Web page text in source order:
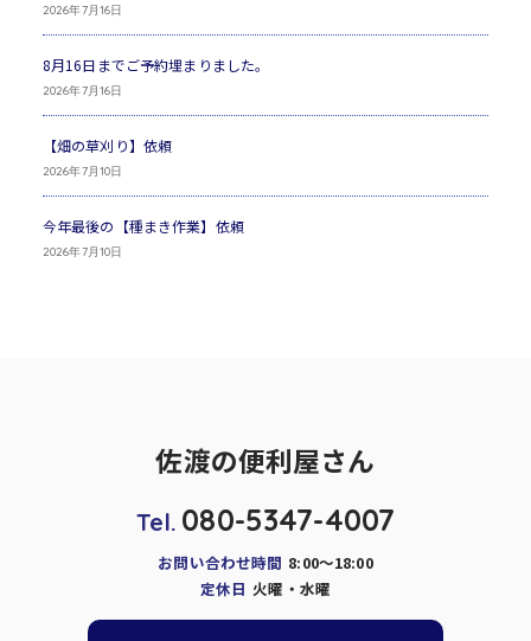
2026年7月16日
8月16日までご予約埋まりました。
2026年7月16日
【畑の草刈り】依頼
2026年7月10日
今年最後の【種まき作業】依頼
2026年7月10日
佐渡の便利屋さん
Tel. 080-5347-4007
お問い合わせ時間 8:00～18:00
定休日 火曜・水曜